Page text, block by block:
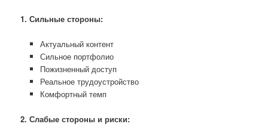
1. Сильные стороны:
Актуальный контент
Сильное портфолио
Пожизненный доступ
Реальное трудоустройство
Комфортный темп
2. Слабые стороны и риски: